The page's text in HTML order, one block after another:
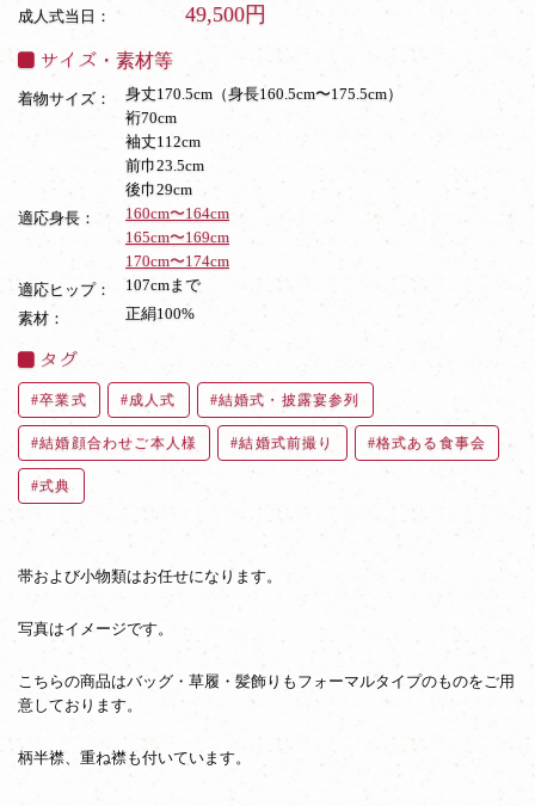
成人式当日： 49,500円
サイズ・素材等
着物サイズ：
身丈170.5cm（身長160.5cm〜175.5cm）
裄70cm
袖丈112cm
前巾23.5cm
後巾29cm
適応身長：
160cm〜164cm
165cm〜169cm
170cm〜174cm
適応ヒップ：
107cmまで
素材：
正絹100%
タグ
卒業式 成人式 結婚式・披露宴参列
結婚顔合わせご本人様 結婚式前撮り 格式ある食事会
式典
帯および小物類はお任せになります。
写真はイメージです。
こちらの商品はバッグ・草履・髪飾りもフォーマルタイプのものをご用
意しております。
柄半襟、重ね襟も付いています。